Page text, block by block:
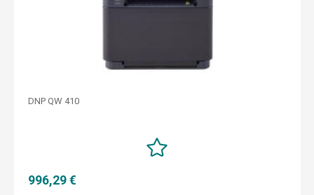
DNP QW 410
996,29 €